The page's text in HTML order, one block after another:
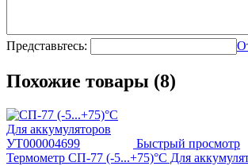
Представьтесь:
Похожие товары (8)
Быстрый просмотр
Термометр СП-77 (-5...+75)°С Для